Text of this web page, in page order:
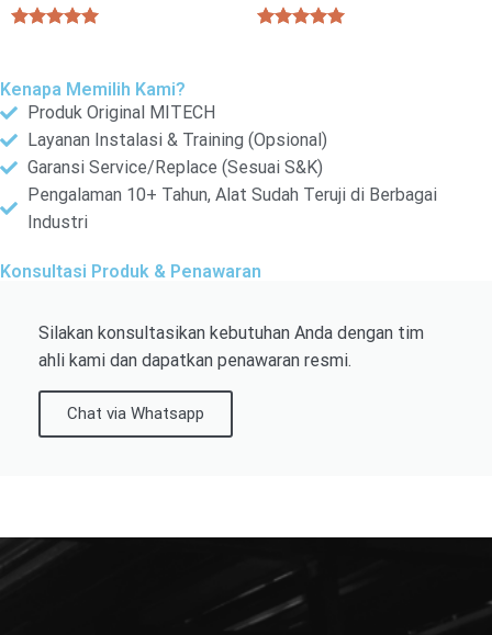
Kenapa Memilih Kami?
Produk Original MITECH
Layanan Instalasi & Training (Opsional)
Garansi Service/Replace (Sesuai S&K)
Pengalaman 10+ Tahun, Alat Sudah Teruji di Berbagai
Industri
Konsultasi Produk & Penawaran
Silakan konsultasikan kebutuhan Anda dengan tim
ahli kami dan dapatkan penawaran resmi.
Chat via Whatsapp